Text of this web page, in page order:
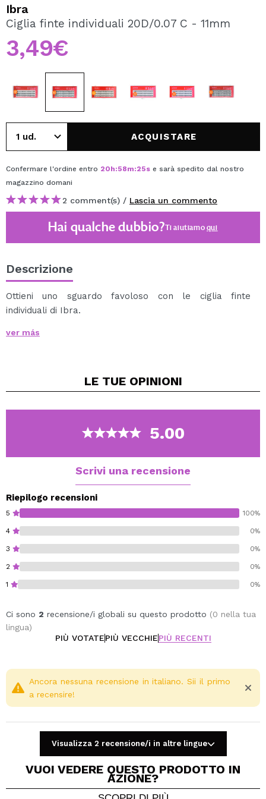
Creando un account su Maquibeauty.it potrai fare i tuoi
acquisti velocemente, controllare lo stato dei tuoi ordini e
consultare le tue operazioni precedenti.
CREARE UN ACCOUNT
Ibra
Ciglia finte individuali 20D/0.07 C - 11mm
3,49€
ACQUISTARE
Confermare l'ordine entro 20h:58m:24s e sarà spedito dal nostro
magazzino domani
2 comment(s) / Lascia un commento
Hai qualche dubbio?Ti aiutiamoqui
Descrizione
Ottieni uno sguardo favoloso con le ciglia finte
individuali di Ibra.
sintetico, sono confortevoli e facili da indossare.
ver más
LE TUE OPINIONI
5.00
Scrivi una recensione
Riepilogo recensioni
5 100%
4 0%
3 0%
2 0%
1 0%
Ci sono 2 recensione/i globali su questo prodotto (0 nella tua
lingua)
PIÙ VOTATEPIÙ VECCHIEPIÙ RECENTI
Ancora nessuna recensione in italiano. Sii il primo
a recensire!
Visualizza 2 recensione/i in altre lingue
VUOI VEDERE QUESTO PRODOTTO IN
AZIONE?